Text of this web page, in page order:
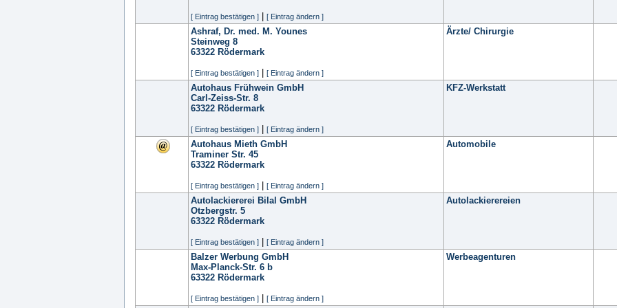
[ Eintrag bestätigen ] [ Eintrag ändern ]
Ashraf, Dr. med. M. Younes
Steinweg 8
63322 Rödermark
[ Eintrag bestätigen ] [ Eintrag ändern ]
Ärzte/ Chirurgie
Autohaus Frühwein GmbH
Carl-Zeiss-Str. 8
63322 Rödermark
[ Eintrag bestätigen ] [ Eintrag ändern ]
KFZ-Werkstatt
Autohaus Mieth GmbH
Traminer Str. 45
63322 Rödermark
[ Eintrag bestätigen ] [ Eintrag ändern ]
Automobile
Autolackiererei Bilal GmbH
Otzbergstr. 5
63322 Rödermark
[ Eintrag bestätigen ] [ Eintrag ändern ]
Autolackierereien
Balzer Werbung GmbH
Max-Planck-Str. 6 b
63322 Rödermark
[ Eintrag bestätigen ] [ Eintrag ändern ]
Werbeagenturen